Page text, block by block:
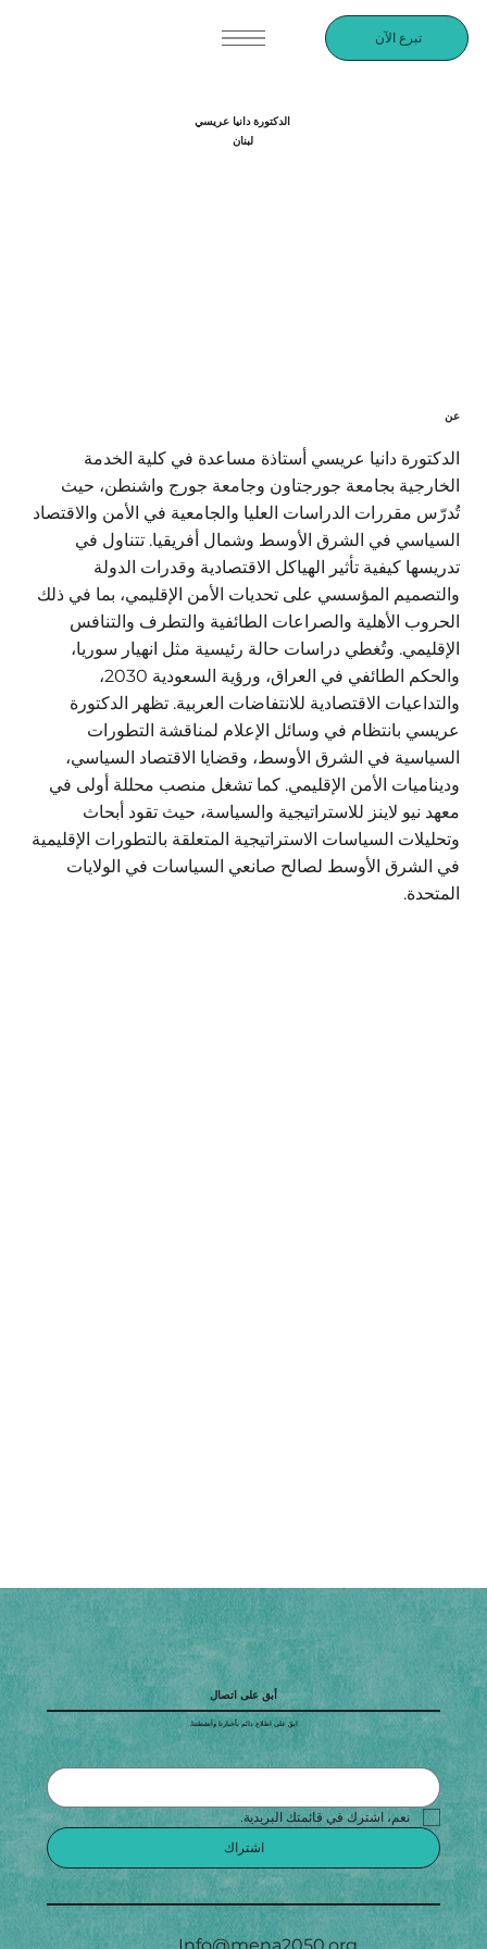
تبرع الآن
الدكتورة دانيا عريسي
لبنان
عن
الدكتورة دانيا عريسي أستاذة مساعدة في كلية الخدمة
الخارجية بجامعة جورجتاون وجامعة جورج واشنطن، حيث
تُدرّس مقررات الدراسات العليا والجامعية في الأمن والاقتصاد
السياسي في الشرق الأوسط وشمال أفريقيا. تتناول في
تدريسها كيفية تأثير الهياكل الاقتصادية وقدرات الدولة
والتصميم المؤسسي على تحديات الأمن الإقليمي، بما في ذلك
الحروب الأهلية والصراعات الطائفية والتطرف والتنافس
الإقليمي. وتُغطي دراسات حالة رئيسية مثل انهيار سوريا،
والحكم الطائفي في العراق، ورؤية السعودية 2030،
والتداعيات الاقتصادية للانتفاضات العربية. تظهر الدكتورة
عريسي بانتظام في وسائل الإعلام لمناقشة التطورات
السياسية في الشرق الأوسط، وقضايا الاقتصاد السياسي،
وديناميات الأمن الإقليمي. كما تشغل منصب محللة أولى في
معهد نيو لاينز للاستراتيجية والسياسة، حيث تقود أبحاث
وتحليلات السياسات الاستراتيجية المتعلقة بالتطورات الإقليمية
في الشرق الأوسط لصالح صانعي السياسات في الولايات
المتحدة.
أبق على اتصال
ابقَ على اطلاع دائم بأخبارنا وأنشطتنا.
نعم، اشترك في قائمتك البريدية.
اشتراك